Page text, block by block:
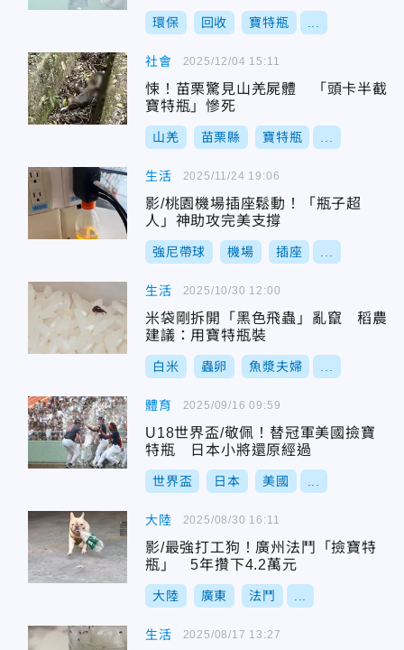
環保 回收 寶特瓶
社會
悚！苗栗驚見山羌屍體 「頭卡半截
寶特瓶」慘死
山羌 苗栗縣 寶特瓶
2025/12/04 15:11
生活
影/桃園機場插座鬆動！「瓶子超
人」神助攻完美支撐
強尼帶球 機場 插座
2025/11/24 19:06
生活
米袋剛拆開「黑色飛蟲」亂竄 稻農
建議：用寶特瓶裝
白米 蟲卵 魚漿夫婦
2025/10/30 12:00
體育
U18世界盃/敬佩！替冠軍美國撿寶
特瓶 日本小將還原經過
世界盃 日本 美國
2025/09/16 09:59
大陸
影/最強打工狗！廣州法鬥「撿寶特
瓶」 5年攢下4.2萬元
大陸 廣東 法鬥
2025/08/30 16:11
生活 2025/08/17 13:27